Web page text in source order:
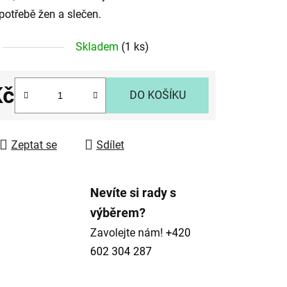
žen a slečen.
Skladem (1 ks)
DO KOŠÍKU
Zeptat se Sdílet
Nevíte si rady s
výběrem?
Zavolejte nám! +420
602 304 287